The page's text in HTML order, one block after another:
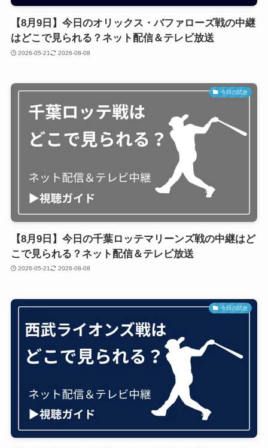
【8月9日】今日のオリックス・バファローズ戦の中継
はどこで見られる？ネット配信＆テレビ放送
2026-05-21 2026-08-08
今日の試合
【8月9日】今日の千葉ロッテマリーンズ戦の中継はど
こで見られる？ネット配信＆テレビ放送
2026-05-21 2026-08-08
今日の試合